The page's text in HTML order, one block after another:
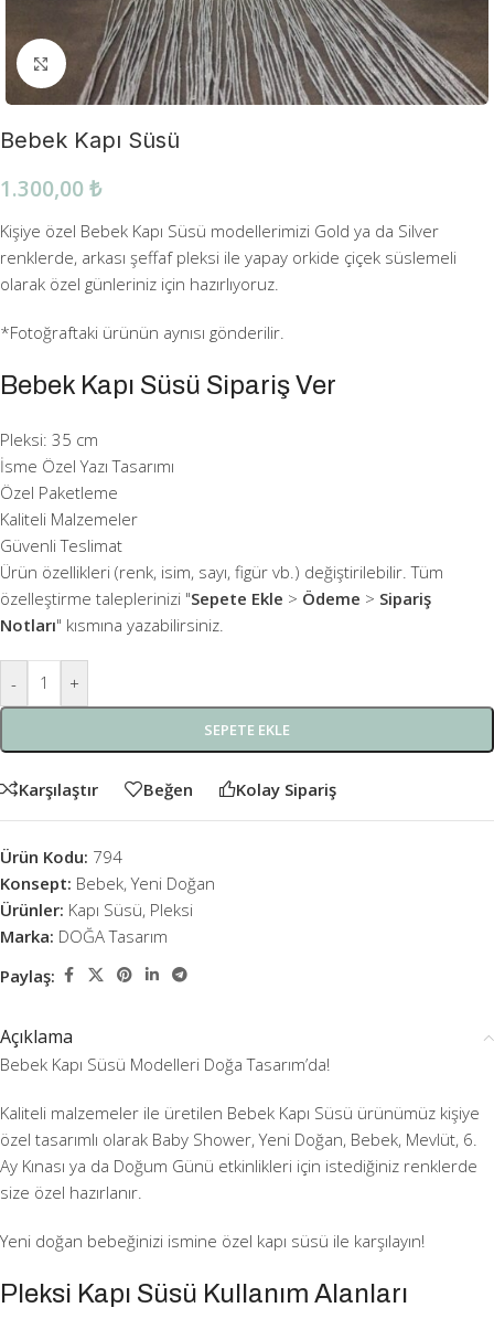
Büyütmek için tıklayın
Bebek Kapı Süsü
1.300,00 ₺
Kişiye özel Bebek Kapı Süsü modellerimizi Gold ya da Silver
renklerde, arkası şeffaf pleksi ile yapay orkide çiçek süslemeli
olarak özel günleriniz için hazırlıyoruz.
*Fotoğraftaki ürünün aynısı gönderilir.
Bebek Kapı Süsü Sipariş Ver
Pleksi: 35 cm
İsme Özel Yazı Tasarımı
Özel Paketleme
Kaliteli Malzemeler
Güvenli Teslimat
Ürün özellikleri (renk, isim, sayı, figür vb.) değiştirilebilir. Tüm
özelleştirme taleplerinizi "Sepete Ekle > Ödeme > Sipariş
Notları" kısmına yazabilirsiniz.
- +
SEPETE EKLE
Karşılaştır Beğen Kolay Sipariş
Ürün Kodu: 794
Konsept: Bebek, Yeni Doğan
Ürünler: Kapı Süsü, Pleksi
Marka: DOĞA Tasarım
Paylaş:
Açıklama
Bebek Kapı Süsü Modelleri Doğa Tasarım’da!
Kaliteli malzemeler ile üretilen Bebek Kapı Süsü ürünümüz kişiye
özel tasarımlı olarak Baby Shower, Yeni Doğan, Bebek, Mevlüt, 6.
Ay Kınası ya da Doğum Günü etkinlikleri için istediğiniz renklerde
size özel hazırlanır.
Yeni doğan bebeğinizi ismine özel kapı süsü ile karşılayın!
Pleksi Kapı Süsü Kullanım Alanları